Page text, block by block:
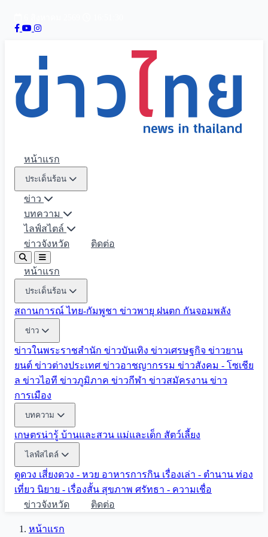
หน้าแรก
ประเด็นร้อน
ข่าว
บทความ
ไลฟ์สไตล์
ข่าวจังหวัด
ติดต่อ
หน้าแรก
ประเด็นร้อน
สถานการณ์ ไทย-กัมพูชา ข่าวพายุ ฝนตก กันจอมพลัง
ข่าว
ข่าวในพระราชสำนัก ข่าวบันเทิง ข่าวเศรษฐกิจ ข่าวยาน
ยนต์ ข่าวต่างประเทศ ข่าวอาชญากรรม ข่าวสังคม - โซเชีย
ล ข่าวไอที ข่าวภูมิภาค ข่าวกีฬา ข่าวสมัครงาน ข่าว
การเมือง
บทความ
เกษตรน่ารู้ บ้านและสวน แม่และเด็ก สัตว์เลี้ยง
ไลฟ์สไตล์
ดูดวง เสี่ยงดวง - หวย อาหารการกิน เรื่องเล่า - ตำนาน ท่อง
เที่ยว นิยาย - เรื่องสั้น สุขภาพ ศรัทธา - ความเชื่อ
ข่าวจังหวัด
ติดต่อ
หน้าแรก